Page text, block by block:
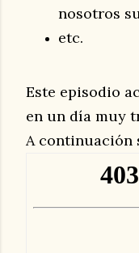
nosotros
etc.
Este episodio
en un día muy
A continuación